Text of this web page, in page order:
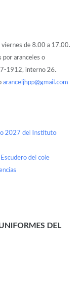
viernes de 8.00 a 17.00.
por aranceles o
1912, interno 26.
aranceljhpp@gmail.com
2027 del Instituto
del cole
DEL